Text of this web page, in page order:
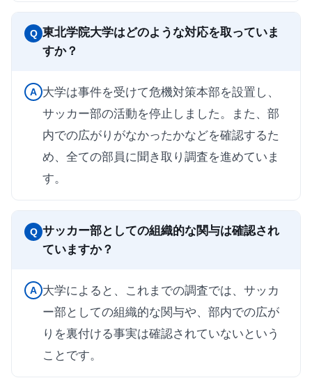
Q 東北学院大学はどのような対応を取っていま
すか？
A 大学は事件を受けて危機対策本部を設置し、
サッカー部の活動を停止しました。また、部
内での広がりがなかったかなどを確認するた
め、全ての部員に聞き取り調査を進めていま
す。
Q サッカー部としての組織的な関与は確認され
ていますか？
A 大学によると、これまでの調査では、サッカ
ー部としての組織的な関与や、部内での広が
りを裏付ける事実は確認されていないという
ことです。